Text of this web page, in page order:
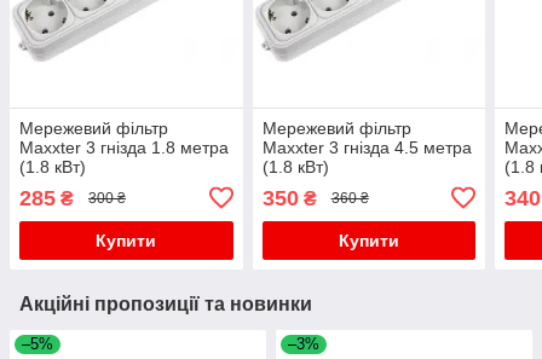
Мережевий фільтр
Maxxter 3 гнізда 1.8 метра
(1.8 кВт)
285 ₴ 300 ₴
Купити
Мережевий фільтр
Maxxter 3 гнізда 4.5 метра
(1.8 кВт)
350₴ 360 ₴
Купити
(1.8
340
Акційні пропозиції та новинки
–5% –3%